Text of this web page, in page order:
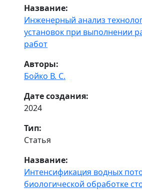
Название:
Инженерный анализ
установок при выполнении
работ
Авторы:
Бойко В. С.
Дате создания:
2024
Тип:
Статья
Название:
Интенсификация водных
биологической обработке